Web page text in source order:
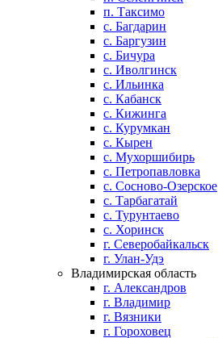
п. Таксимо
с. Багдарин
с. Баргузин
с. Бичура
с. Иволгинск
с. Ильинка
с. Кабанск
с. Кижинга
с. Курумкан
с. Кырен
с. Мухоршибирь
с. Петропавловка
с. Сосново-Озерское
с. Тарбагатай
с. Турунтаево
с. Хоринск
г. Северобайкальск
г. Улан-Удэ
Владимирская область
г. Александров
г. Владимир
г. Вязники
г. Гороховец